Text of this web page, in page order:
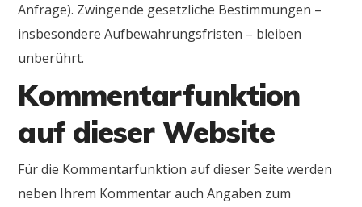
Anfrage). Zwingende gesetzliche Bestimmungen –
insbesondere Aufbewahrungsfristen – bleiben
unberührt.
Kommentarfunktion
auf dieser Website
Für die Kommentarfunktion auf dieser Seite werden
neben Ihrem Kommentar auch Angaben zum